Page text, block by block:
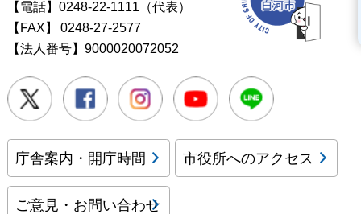
【電話】0248-22-1111（代表）
【FAX】
0248-27-2577
【法人番号】9000020072052
Twitter FacebookInstagramYoutube
庁舎案内・開庁時間 市役所へのアクセス
ご意見・お問い合わせ